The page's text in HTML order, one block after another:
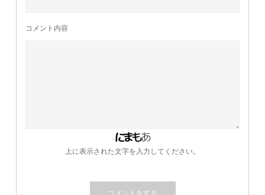
コメント内容
上に表示された文字を入力してください。